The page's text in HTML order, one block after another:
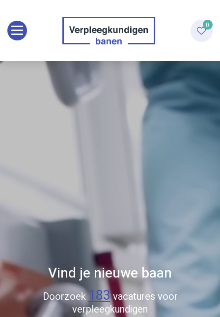
Toggle navigation 0
Vind je nieuwe baan
Doorzoek183vacatures voor
verpleegkundigen